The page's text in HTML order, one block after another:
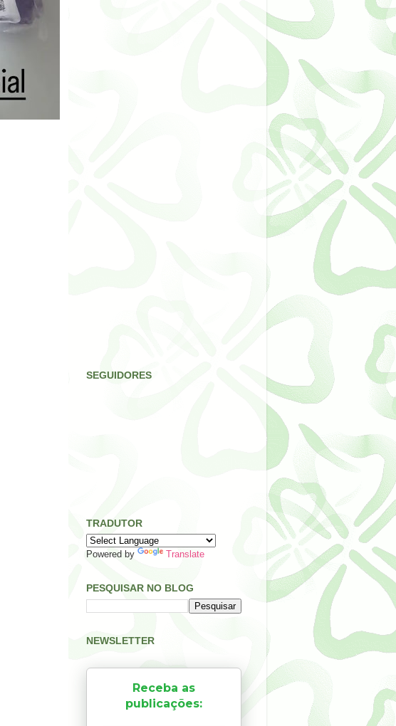
SEGUIDORES
TRADUTOR
Powered by Translate
PESQUISAR NO BLOG
NEWSLETTER
Receba as
publicações: